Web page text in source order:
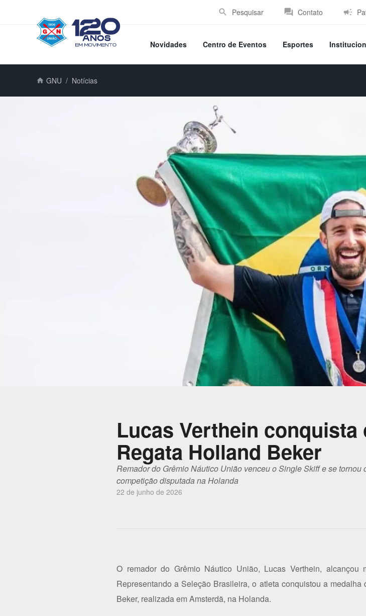
Novidades Centro de Eventos Esportes
Pesquisar Contato
GNU Notícias
Lucas Verthein
Regata Holland Beker
Remador do Grêmio Náutico União venceu o Single Skiff e se
competição disputada na Holanda
22 de junho de 2026
O remador do Grêmio Náutico União, Lucas Verthein,
Representando a Seleção Brasileira, o atleta conquistou a
Beker, realizada em Amsterdã, na Holanda.